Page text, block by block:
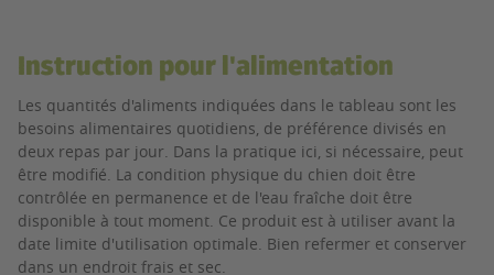
Instruction pour l'alimentation
Les quantités d'aliments indiquées dans le tableau sont les
besoins alimentaires quotidiens, de préférence divisés en
deux repas par jour. Dans la pratique ici, si nécessaire, peut
être modifié. La condition physique du chien doit être
contrôlée en permanence et de l'eau fraîche doit être
disponible à tout moment. Ce produit est à utiliser avant la
date limite d'utilisation optimale. Bien refermer et conserver
dans un endroit frais et sec.